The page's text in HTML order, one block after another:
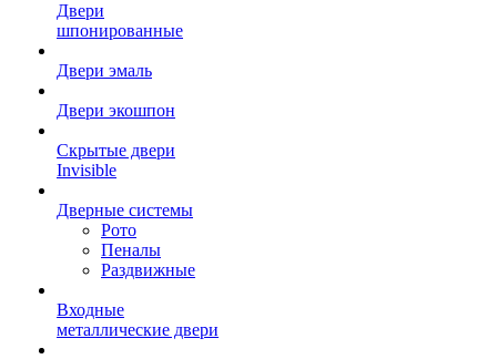
Двери
шпонированные
Двери эмаль
Двери экошпон
Скрытые двери
Invisible
Дверные системы
Рото
Пеналы
Раздвижные
Входные
металлические двери